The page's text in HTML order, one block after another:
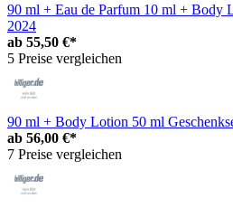
90 ml + Eau de Parfum 10 ml + Body
2024
ab 55,50 €*
5 Preise vergleichen
90 ml + Body Lotion 50 ml
ab 56,00 €*
7 Preise vergleichen